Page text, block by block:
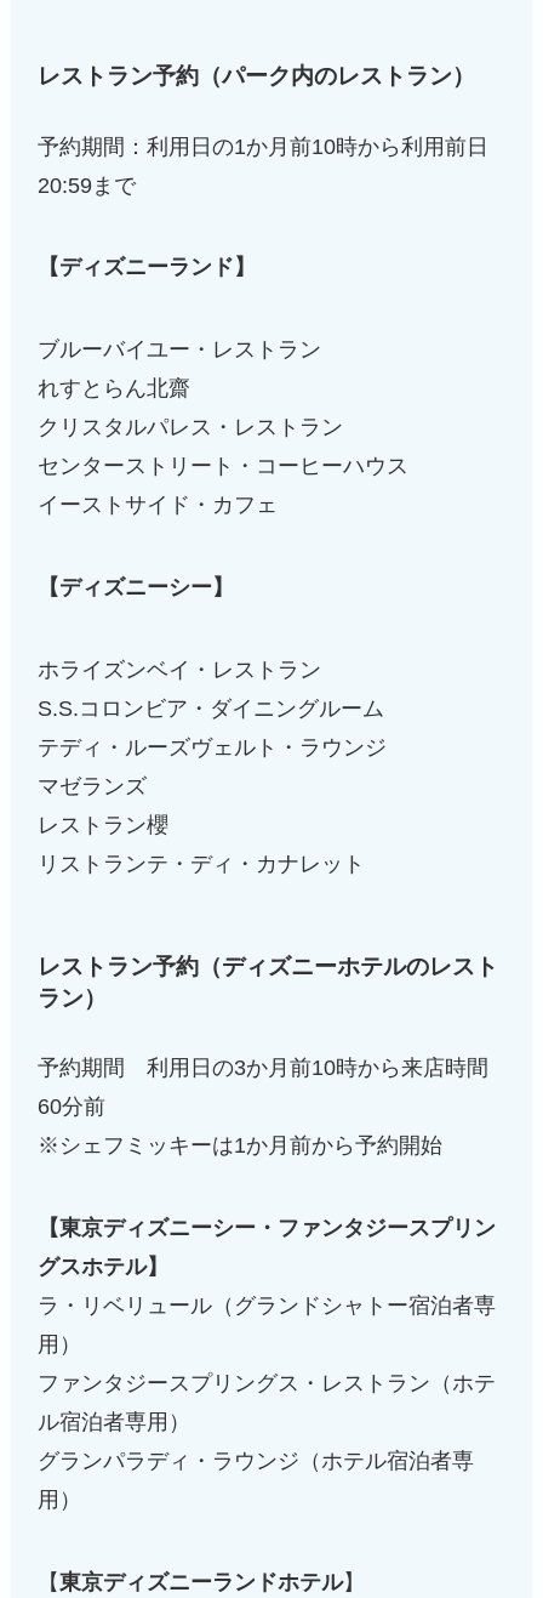
レストラン予約（パーク内のレストラン）
予約期間：利用日の1か月前10時から利用前日
20:59まで
【ディズニーランド】
ブルーバイユー・レストラン
れすとらん北齋
クリスタルパレス・レストラン
センターストリート・コーヒーハウス
イーストサイド・カフェ
【ディズニーシー】
ホライズンベイ・レストラン
S.S.コロンビア・ダイニングルーム
テディ・ルーズヴェルト・ラウンジ
マゼランズ
レストラン櫻
リストランテ・ディ・カナレット
レストラン予約（ディズニーホテルのレスト
ラン）
予約期間 利用日の3か月前10時から来店時間
60分前
※シェフミッキーは1か月前から予約開始
【東京ディズニーシー・ファンタジースプリン
グスホテル】
ラ・リベリュール（グランドシャトー宿泊者専
用）
ファンタジースプリングス・レストラン（ホテ
ル宿泊者専用）
グランパラディ・ラウンジ（ホテル宿泊者専
用）
【東京ディズニーランドホテル】